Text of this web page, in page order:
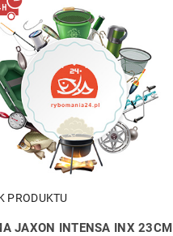
PRODUKTU
JAXON INTENSA INX 23CM